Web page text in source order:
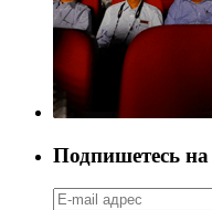
Подпишетесь